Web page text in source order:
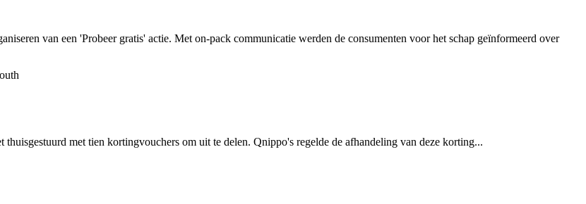
van een 'Probeer gratis' actie. Met on-pack communicatie werden de consumenten voor het schap geïnformeerd over
met tien kortingvouchers om uit te delen. Qnippo's regelde de afhandeling van deze korting...